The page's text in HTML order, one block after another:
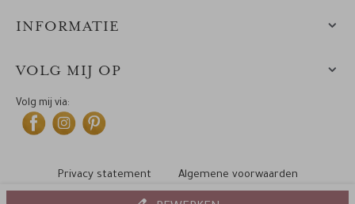
INFORMATIE
VOLG MIJ OP
Volg mij via:
Privacy statement
Algemene voorwaarden
Cookiebeleid
© 2010-2025 Leintjes